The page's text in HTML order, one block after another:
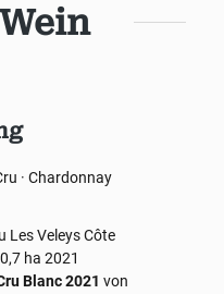
Wein
· Chardonnay
Les VeleysCôte
ha 2021
Blanc 2021 von